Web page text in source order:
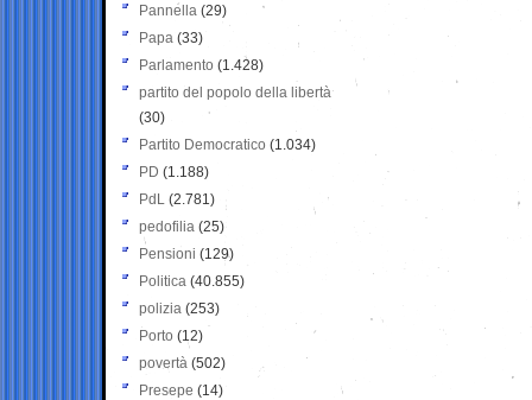
Pannella (29)
Papa (33)
Parlamento (1.428)
partito del popolo della libertà
(30)
Partito Democratico (1.034)
PD (1.188)
PdL (2.781)
pedofilia (25)
Pensioni (129)
Politica (40.855)
polizia (253)
Porto (12)
povertà (502)
Presepe (14)